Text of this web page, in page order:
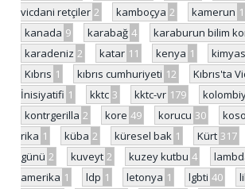
vicdani retçiler 2 kamboçya 2 kamerun 1
kanada 9 karabağ 4 karaburun bilim
karadeniz 2 katar 11 kenya 1
Kıbrıs 1 kıbrıs cumhuriyeti 12
Kıbrıs'ta
İnisiyatifi 1 kktc 3 kktc-vr 179
kontrgerilla 2 kore 49 korucu 30
rika 1 küba 2 küresel bak 1 Kürt 317
günü 2 kuveyt 2 kuzey kutbu 4
amerika 1 ldp 1 letonya 1 lgbti 40